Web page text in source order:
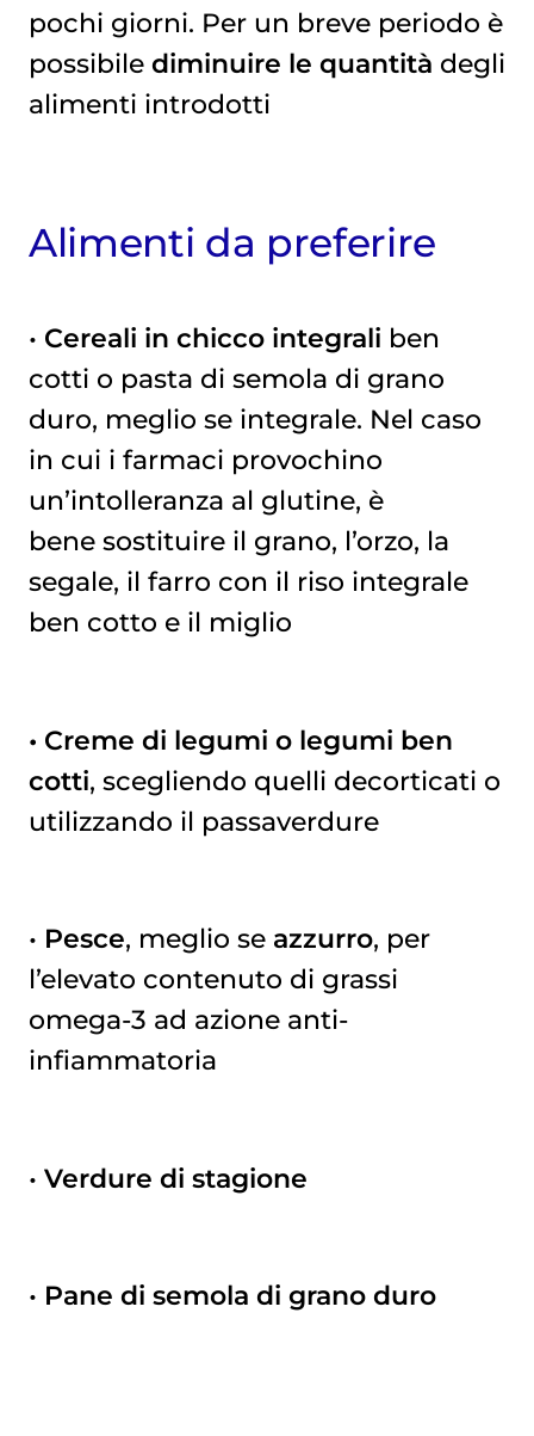
pochi giorni. Per un breve periodo è
possibile diminuire le quantità degli
alimenti introdotti
Alimenti da preferire
• Cereali in chicco integrali ben
cotti o pasta di semola di grano
duro, meglio se integrale. Nel caso
in cui i farmaci provochino
un’intolleranza al glutine, è
bene sostituire il grano, l’orzo, la
segale, il farro con il riso integrale
ben cotto e il miglio
• Creme di legumi o legumi ben
cotti, scegliendo quelli decorticati o
utilizzando il passaverdure
• Pesce, meglio se azzurro, per
l’elevato contenuto di grassi
omega-3 ad azione anti-
infiammatoria
• Verdure di stagione
• Pane di semola di grano duro